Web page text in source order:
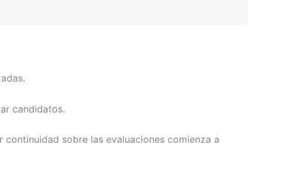
candidatos.
sobre las evaluaciones comienza a